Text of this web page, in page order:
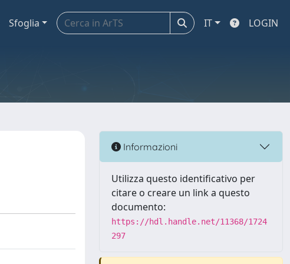
Sfoglia IT LOGIN
Informazioni
Utilizza questo identificativo per
citare o creare un link a questo
documento:
https://hdl.handle.net/11368/1724
297